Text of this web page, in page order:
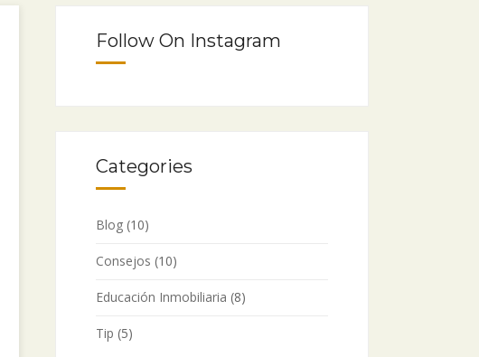
Follow On Instagram
Categories
Blog (10)
Consejos (10)
Educación Inmobiliaria (8)
Tip (5)